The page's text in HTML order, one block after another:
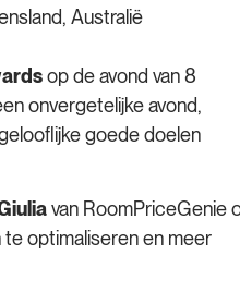
Australië
op de avond van 8
onvergetelijke avond,
goede doelen
van RoomPriceGenie
optimaliseren en meer